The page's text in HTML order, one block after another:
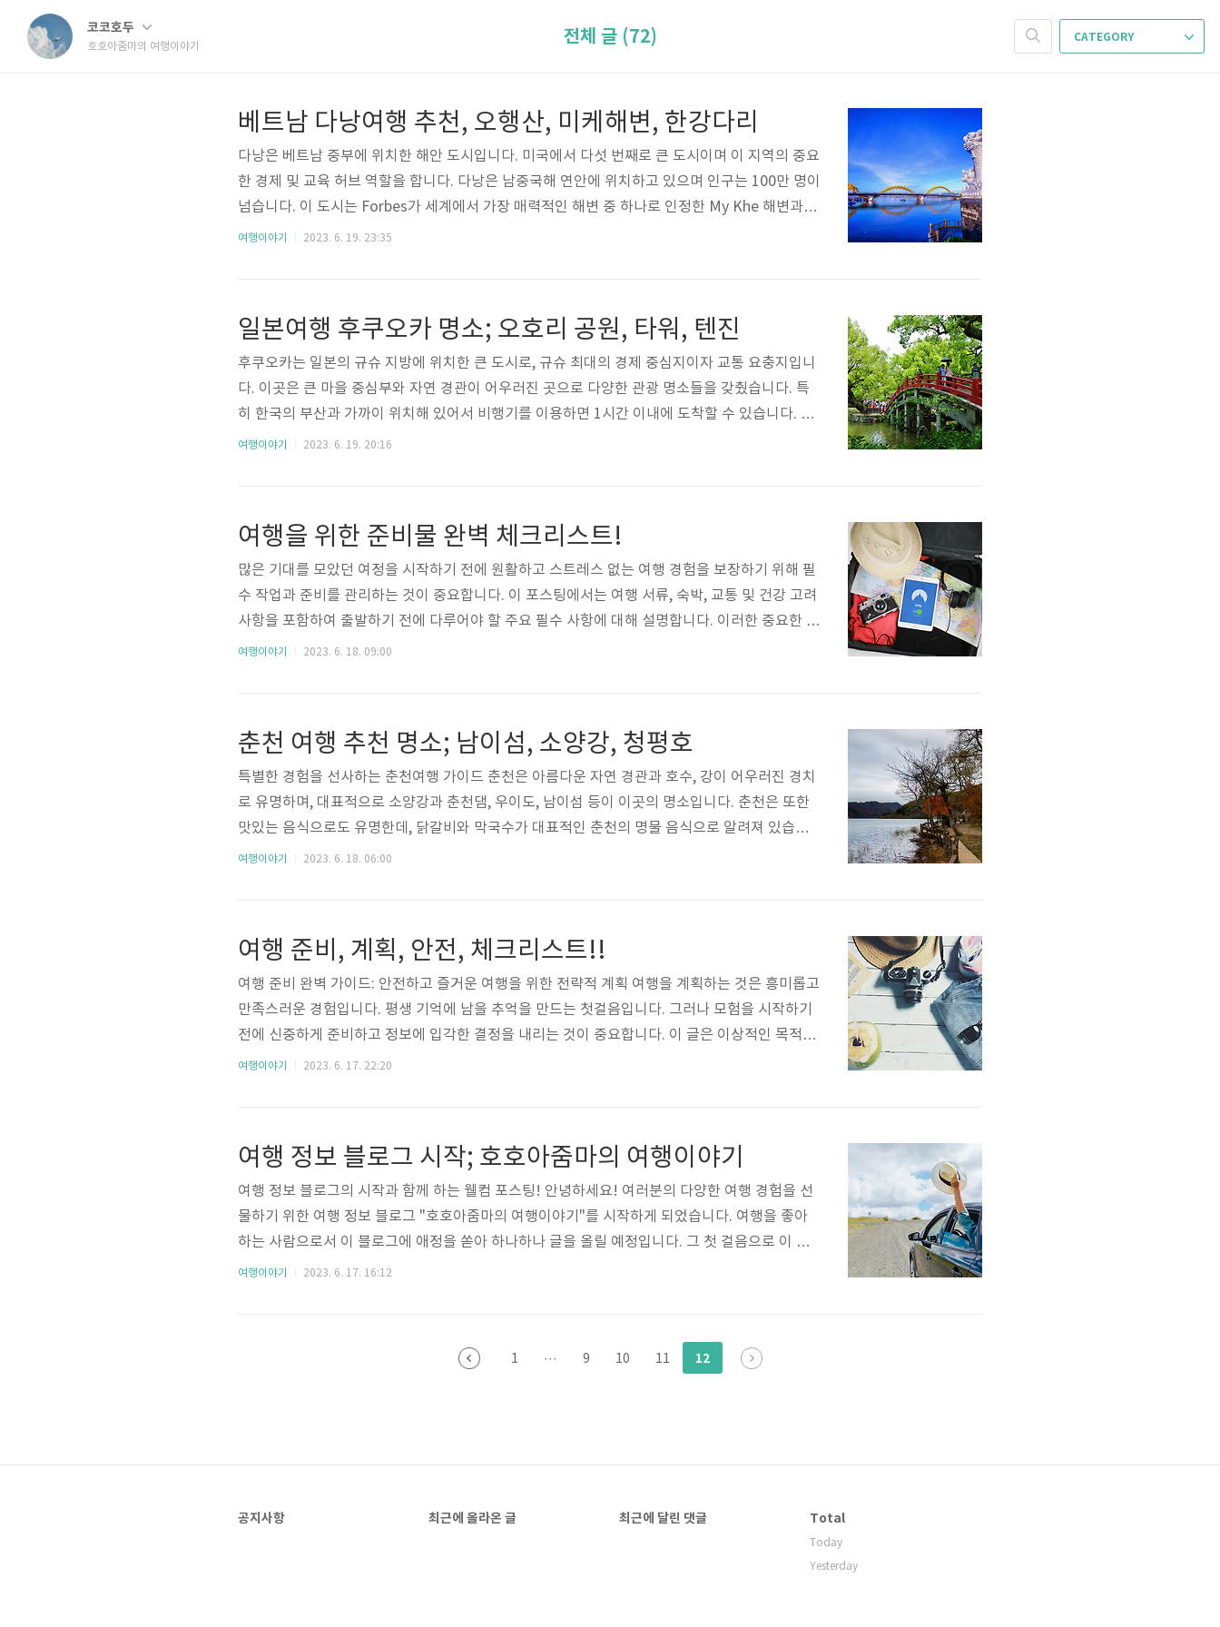
코코호두
호호아줌마의 여행이야기
CATEGORY
전체 글 (72)
베트남 다낭여행 추천, 오행산, 미케해변, 한강다리
다낭은 베트남 중부에 위치한 해안 도시입니다. 미국에서 다섯 번째로 큰 도시이며 이 지역의 중요
한 경제 및 교육 허브 역할을 합니다. 다낭은 남중국해 연안에 위치하고 있으며 인구는 100만 명이
넘습니다. 이 도시는 Forbes가 세계에서 가장 매력적인 해변 중 하나로 인정한 My Khe 해변과 같
은 아름다운 모래 해변으로 유명합니다. 다낭은 또한 동굴과 탑이 있는 석회암 언덕 무리인 오행산
불과 물을 뿜는 유명한 용 다리가 ..
여행이야기 2023. 6. 19. 23:35
일본여행 후쿠오카 명소; 오호리 공원, 타워, 텐진
후쿠오카는 일본의 규슈 지방에 위치한 큰 도시로, 규슈 최대의 경제 중심지이자 교통 요충지입니
다. 이곳은 큰 마을 중심부와 자연 경관이 어우러진 곳으로 다양한 관광 명소들을 갖췄습니다. 특
히 한국의 부산과 가까이 위치해 있어서 비행기를 이용하면 1시간 이내에 도착할 수 있습니다. 이
러한 지리적 이점 덕분에 주말이나 단기 휴가가 가능한 지역 중 하나로 인기가 많습니다. 또한 일
구매할 수 있죠. 그리고 후쿠오카는 일본의 ..
여행이야기 2023. 6. 19. 20:16
여행을 위한 준비물 완벽 체크리스트!
많은 기대를 모았던 여정을 시작하기 전에 원활하고 스트레스 없는 여행 경험을 보장하기 위해 필
수 작업과 준비를 관리하는 것이 중요합니다. 이 포스팅에서는 여행 서류, 숙박, 교통 및 건강 고려
사항을 포함하여 출발하기 전에 다루어야 할 주요 필수 사항에 대해 설명합니다. 이러한 중요한 측
면을 다루면 모험을 최대한 활용할 준비가 됩니다. 체크리스트 1. 기본적인 생활용품 및 의류 준비
운 날씨에는 옷을 여러 겹 입거나 두꺼운 ..
여행이야기 2023. 6. 18. 09:00
춘천 여행 추천 명소; 남이섬, 소양강, 청평호
특별한 경험을 선사하는 춘천여행 가이드 춘천은 아름다운 자연 경관과 호수, 강이 어우러진 경치
로 유명하며, 대표적으로 소양강과 춘천댐, 우이도, 남이섬 등이 이곳의 명소입니다. 춘천은 또한
맛있는 음식으로도 유명한데, 닭갈비와 막국수가 대표적인 춘천의 명물 음식으로 알려져 있습니
다. 뿐만 아니라, 삼육대학교와 강원대학교와 같은 대학들이 있는 학문과 연구의 도시로도 꼽혀집
수 있는 추천 명소 3곳을 소개합니다. 이곳에서 특별..
여행이야기 2023. 6. 18. 06:00
여행 준비, 계획, 안전, 체크리스트!!
여행 준비 완벽 가이드: 안전하고 즐거운 여행을 위한 전략적 계획 여행을 계획하는 것은 흥미롭고
만족스러운 경험입니다. 평생 기억에 남을 추억을 만드는 첫걸음입니다. 그러나 모험을 시작하기
전에 신중하게 준비하고 정보에 입각한 결정을 내리는 것이 중요합니다. 이 글은 이상적인 목적지
선택부터 안전한 여행을 위한 것까지 모든 것을 다루는 놀라운 여행을 준비하는 과정을 안내합니
행의 목적, 일정, 목적지를 선정하고 정보를 수집하는..
여행이야기 2023. 6. 17. 22:20
여행 정보 블로그 시작; 호호아줌마의 여행이야기
여행 정보 블로그의 시작과 함께 하는 웰컴 포스팅! 안녕하세요! 여러분의 다양한 여행 경험을 선
물하기 위한 여행 정보 블로그 "호호아줌마의 여행이야기"를 시작하게 되었습니다. 여행을 좋아
하는 사람으로서 이 블로그에 애정을 쏟아 하나하나 글을 올릴 예정입니다. 그 첫 걸음으로 이 블
로그의 방향과 포부에 대해 소개합니다. 1. 호호아줌마의 여행 블로그 시작: 탐험을 향한 첫발 '호
라도 가슴에 여행의 새로운 전위를 이끌어 낼 꾸밈 없는 일상이 필요합니다. 여행 정보 블로그를
시작한 이유가 궁금하신가요? 일상을 벗어나 새로운 경..
여행이야기 2023. 6. 17. 16:12
1 ··· 9 10 11 12
공지사항 최근에 올라온 글 최근에 달린 댓글 Total
Today
Yesterday